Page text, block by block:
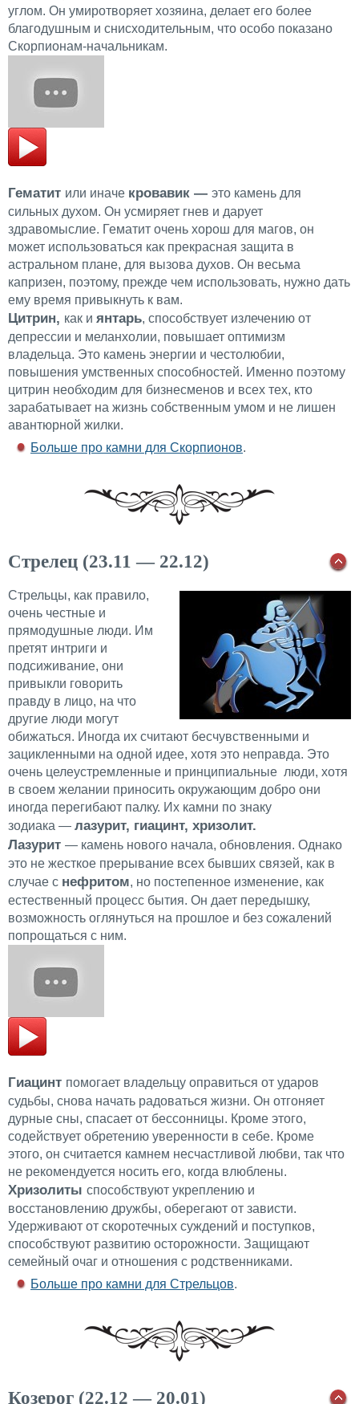
углом. Он умиротворяет хозяина, делает его более
благодушным и снисходительным, что особо показано
Скорпионам-начальникам.
Гематит или иначе кровавик — это камень для
сильных духом. Он усмиряет гнев и дарует
здравомыслие. Гематит очень хорош для магов, он
может использоваться как прекрасная защита в
астральном плане, для вызова духов. Он весьма
капризен, поэтому, прежде чем использовать, нужно дать
ему время привыкнуть к вам.
Цитрин, как и янтарь, способствует излечению от
депрессии и меланхолии, повышает оптимизм
владельца. Это камень энергии и честолюбии,
повышения умственных способностей. Именно поэтому
цитрин необходим для бизнесменов и всех тех, кто
зарабатывает на жизнь собственным умом и не лишен
авантюрной жилки.
Больше про камни для Скорпионов.
Стрелец (23.11 — 22.12)
Стрельцы, как правило,
очень честные и
прямодушные люди. Им
претят интриги и
подсиживание, они
привыкли говорить
правду в лицо, на что
другие люди могут
обижаться. Иногда их считают бесчувственными и
зацикленными на одной идее, хотя это неправда. Это
очень целеустремленные и принципиальные люди, хотя
в своем желании приносить окружающим добро они
иногда перегибают палку. Их камни по знаку
зодиака — лазурит, гиацинт, хризолит.
Лазурит — камень нового начала, обновления. Однако
это не жесткое прерывание всех бывших связей, как в
случае с нефритом, но постепенное изменение, как
естественный процесс бытия. Он дает передышку,
возможность оглянуться на прошлое и без сожалений
попрощаться с ним.
Гиацинт помогает владельцу оправиться от ударов
судьбы, снова начать радоваться жизни. Он отгоняет
дурные сны, спасает от бессонницы. Кроме этого,
содействует обретению уверенности в себе. Кроме
этого, он считается камнем несчастливой любви, так что
не рекомендуется носить его, когда влюблены.
Хризолиты способствуют укреплению и
восстановлению дружбы, оберегают от зависти.
Удерживают от скоротечных суждений и поступков,
способствуют развитию осторожности. Защищают
семейный очаг и отношения с родственниками.
Больше про камни для Стрельцов.
Козерог (22.12 — 20.01)